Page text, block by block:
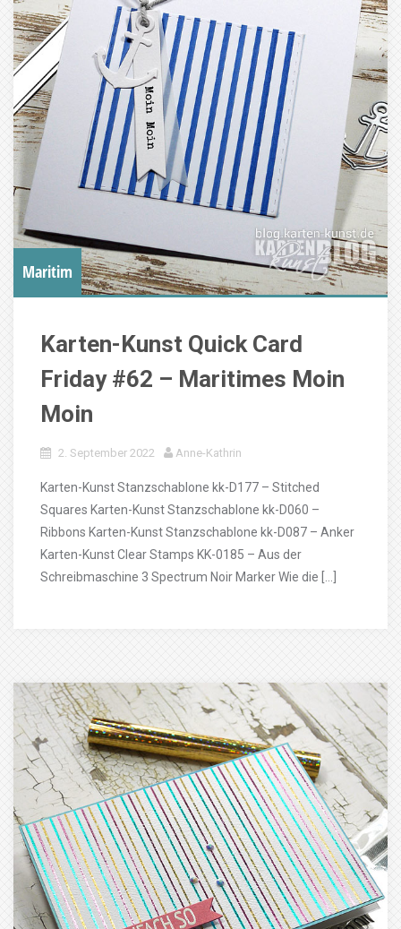
Maritim
Karten-Kunst Quick Card
Friday #62 – Maritimes Moin
Moin
2. September 2022 Anne-Kathrin
Karten-Kunst Stanzschablone kk-D177 – Stitched
Squares Karten-Kunst Stanzschablone kk-D060 –
Ribbons Karten-Kunst Stanzschablone kk-D087 – Anker
Karten-Kunst Clear Stamps KK-0185 – Aus der
Schreibmaschine 3 Spectrum Noir Marker Wie die […]